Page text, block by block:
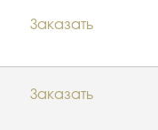
Заказать
Заказать